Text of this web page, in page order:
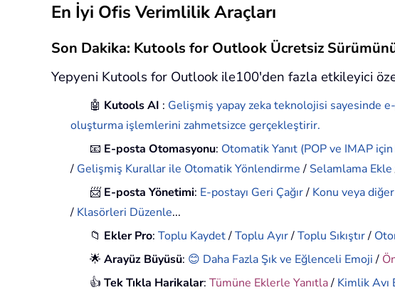
En İyi Ofis Verimlilik Araçları
Son Dakika: Kutools for Outlook Ücretsiz
Yepyeni Kutools for Outlook ile100'den fazla etkileyici
🤖 Kutools AI : Gelişmiş yapay zeka teknolojisi sayesinde
oluşturma işlemlerini zahmetsizce gerçekleştirir.
📧 E-posta Otomasyonu: Otomatik Yanıt (POP ve IMAP
/ Gelişmiş Kurallar ile Otomatik Yönlendirme/ Selamlama Ekle
📨 E-posta Yönetimi: E-postayı Geri Çağır/ Konu veya
/ Klasörleri Düzenle...
📁 Ekler Pro:Toplu Kaydet/Toplu Ayır/Toplu Sıkıştır/
🌟Arayüz Büyüsü: 😊 Daha Fazla Şık ve Eğlenceli Emoji/
👍Tek Tıkla Harikalar:Tümüne Eklerle Yanıtla/ Kimlik Avı